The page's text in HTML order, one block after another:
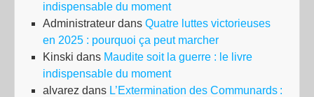
indispensable du moment
Administrateur dans Quatre luttes victorieuses
en 2025 : pourquoi ça peut marcher
Kinski dans Maudite soit la guerre : le livre
indispensable du moment
alvarez dans L’Extermination des Communards :